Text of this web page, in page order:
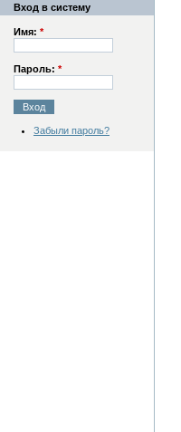
Вход в систему
Имя: *
Пароль: *
Забыли пароль?